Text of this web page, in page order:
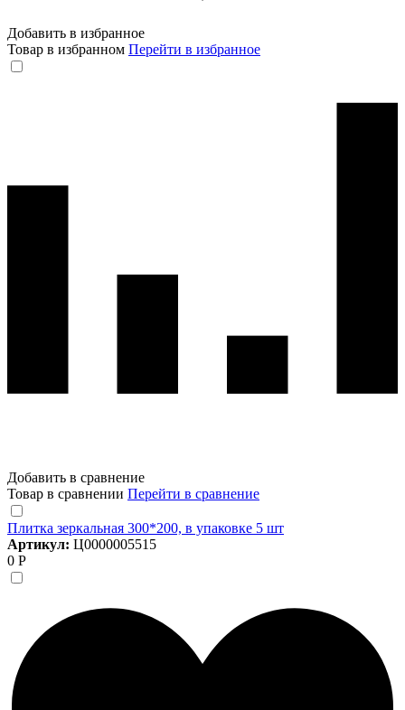
Добавить в избранное
Товар в избранном Перейти в избранное
Добавить в сравнение
Товар в сравнении Перейти в сравнение
Плитка зеркальная 300*200, в упаковке 5 шт
Артикул: Ц0000005515
0 Р